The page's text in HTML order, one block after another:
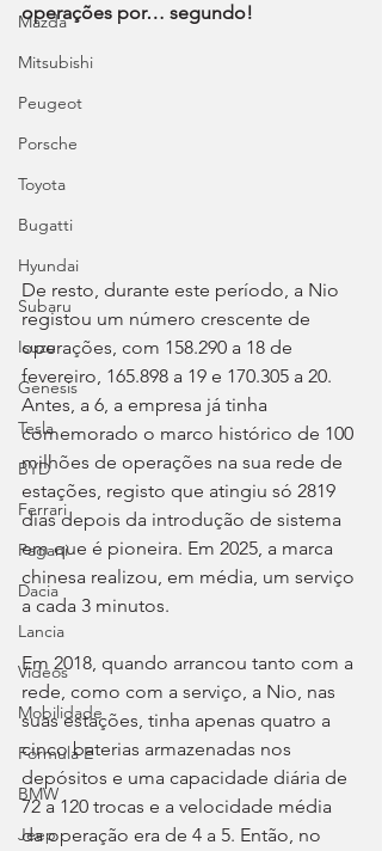
Mazda
Mitsubishi
Peugeot
Porsche
Toyota
Bugatti
Hyundai
Subaru
Isuzu
Genesis
Tesla
BYD
Ferrari
Pagani
Dacia
Lancia
Videos
Mobilidade
Fórmula E
BMW
Jeep
operações por… segundo!
De resto, durante este período, a Nio
registou um número crescente de
operações, com 158.290 a 18 de
fevereiro, 165.898 a 19 e 170.305 a 20.
Antes, a 6, a empresa já tinha
comemorado o marco histórico de 100
milhões de operações na sua rede de
estações, registo que atingiu só 2819
dias depois da introdução de sistema
em que é pioneira. Em 2025, a marca
chinesa realizou, em média, um serviço
a cada 3 minutos.
Em 2018, quando arrancou tanto com a
rede, como com a serviço, a Nio, nas
suas estações, tinha apenas quatro a
cinco baterias armazenadas nos
depósitos e uma capacidade diária de
72 a 120 trocas e a velocidade média
da operação era de 4 a 5. Então, no